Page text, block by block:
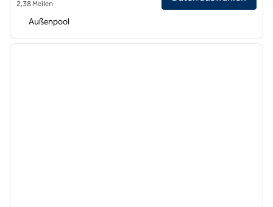
2,38 Meilen
Außenpool
1 von 12